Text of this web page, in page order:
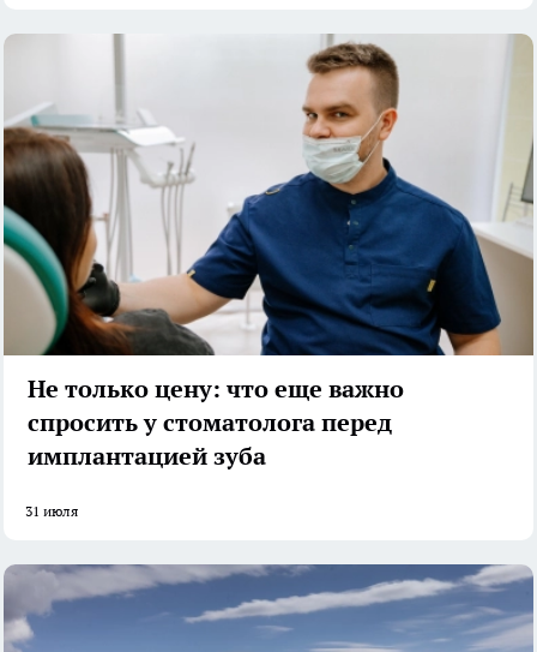
Не только цену: что еще важно
спросить у стоматолога перед
имплантацией зуба
31 июля